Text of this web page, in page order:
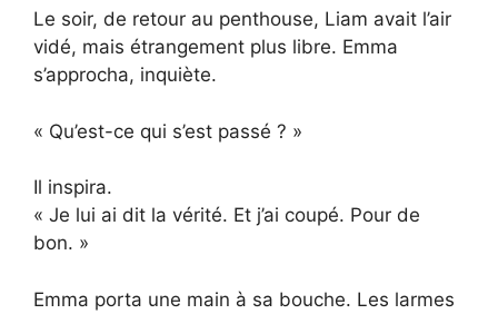
Le soir, de retour au penthouse, Liam avait l’air
vidé, mais étrangement plus libre. Emma
s’approcha, inquiète.
« Qu’est-ce qui s’est passé ? »
Il inspira.
« Je lui ai dit la vérité. Et j’ai coupé. Pour de
bon. »
Emma porta une main à sa bouche. Les larmes